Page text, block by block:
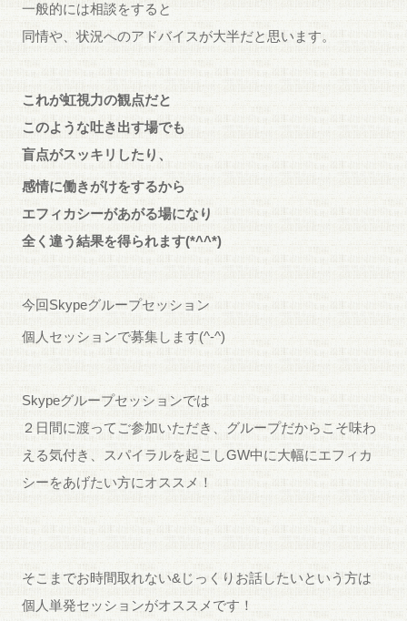
一般的には相談をすると
同情や、状況へのアドバイスが大半だと思います。
これが虹視力の観点だと
このような吐き出す場でも
盲点がスッキリしたり、
感情に働きがけをするから
エフィカシーがあがる場になり
全く違う結果を得られます(*^^*)
今回Skypeグループセッション
個人セッションで募集します(^-^)
Skypeグループセッションでは
２日間に渡ってご参加いただき、グループだからこそ味わ
える気付き、スパイラルを起こしGW中に大幅にエフィカ
シーをあげたい方にオススメ！
そこまでお時間取れない&じっくりお話したいという方は
個人単発セッションがオススメです！